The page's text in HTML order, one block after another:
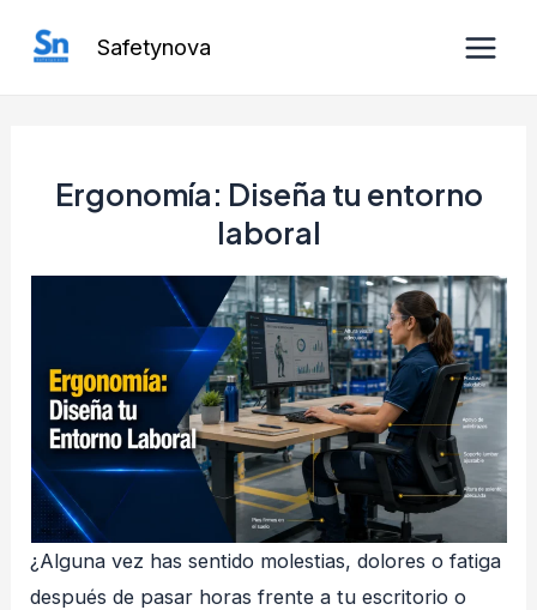
Safetynova
Ergonomía: Diseña tu entorno
laboral
¿Alguna vez has sentido molestias, dolores o fatiga
después de pasar horas frente a tu escritorio o